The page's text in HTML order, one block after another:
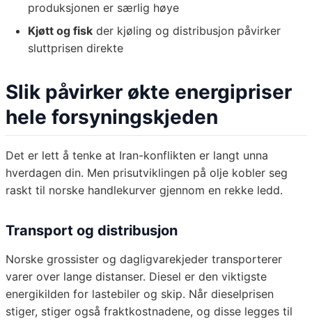
produksjonen er særlig høye
Kjøtt og fisk der kjøling og distribusjon påvirker
sluttprisen direkte
Slik påvirker økte energipriser
hele forsyningskjeden
Det er lett å tenke at Iran-konflikten er langt unna
hverdagen din. Men prisutviklingen på olje kobler seg
raskt til norske handlekurver gjennom en rekke ledd.
Transport og distribusjon
Norske grossister og dagligvarekjeder transporterer
varer over lange distanser. Diesel er den viktigste
energikilden for lastebiler og skip. Når dieselprisen
stiger, stiger også fraktkostnadene, og disse legges til